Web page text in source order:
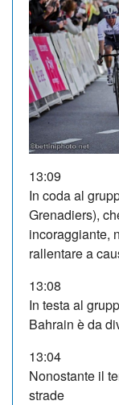
13:09
In coda al
Grenadiers),
incoraggiante,
rallentare a
13:08
In testa al
Bahrain è da
13:04
Nonostante il
strade